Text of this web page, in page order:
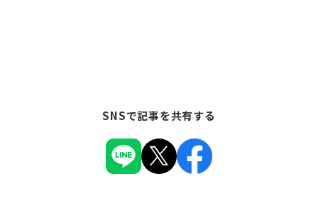
SNSで記事を共有する